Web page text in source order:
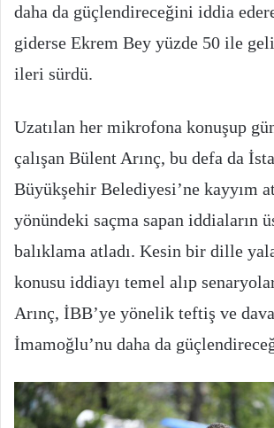
daha da güçlendireceğini iddia
giderse Ekrem Bey yüzde 50 ile
ileri sürdü.
Uzatılan her mikrofona konuşup
çalışan Bülent Arınç, bu defa da
Büyükşehir Belediyesi’ne kayyım
yönündeki saçma sapan iddiaların
balıklama atladı. Kesin bir dille
konusu iddiayı temel alıp
Arınç, İBB’ye yönelik teftiş ve
İmamoğlu’nu daha da